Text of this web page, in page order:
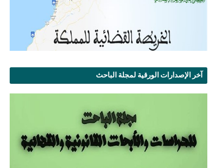
آخر الإصدارات الورقية لمجلة الباحث